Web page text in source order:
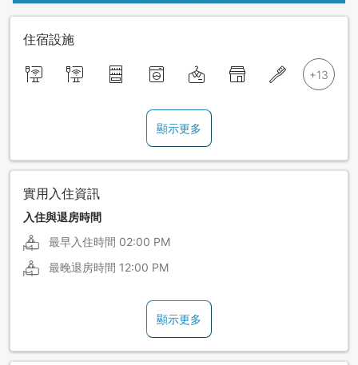
住宿設施
顯示更多
實用入住資訊
入住與退房時間
最早入住時間 02:00 PM
最晚退房時間 12:00 PM
顯示更多